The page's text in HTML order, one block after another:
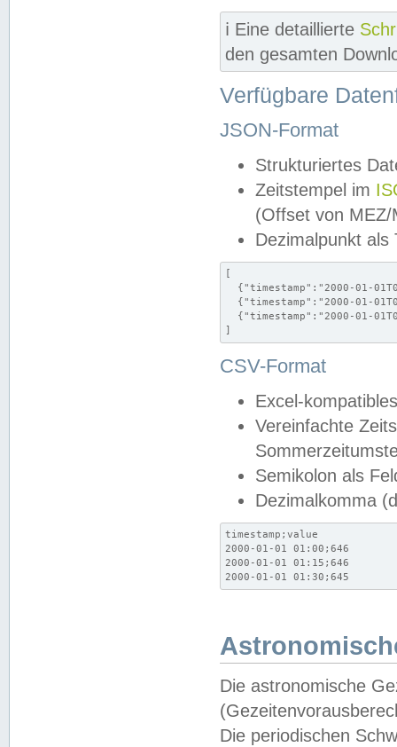
ℹ️ Eine detaillierte
den gesamten
Verfügbare
JSON-Format
Strukturiertes
Zeitstempel im
(Offset von MEZ/
Dezimalpunkt als
[
{"timestamp":"2000-01-
{"timestamp":"2000-01-
{"timestamp":"2000-01-
]
CSV-Format
Excel-
Vereinfachte
Semikolon als
Dezimalkomma
timestamp;value
2000-01-01 01:00;646
2000-01-01 01:15;646
2000-01-01 01:30;645
Die astronomische
Die periodischen